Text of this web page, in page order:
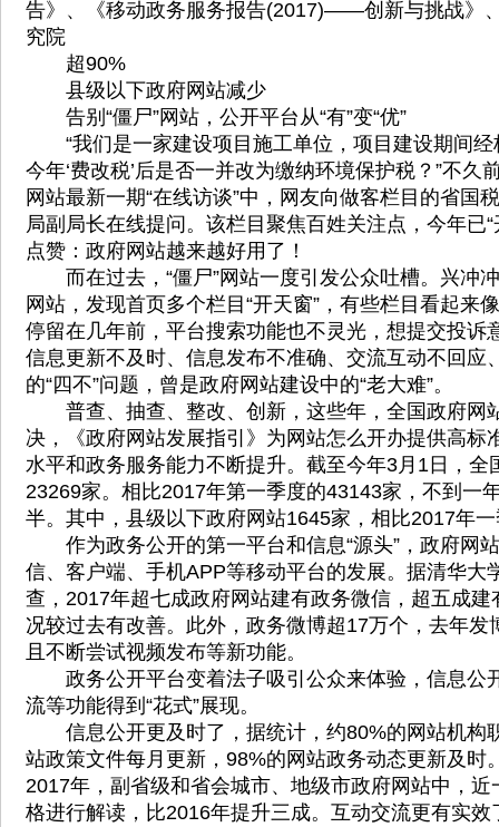
告》、《移动政务服务报告(2017)——创新与挑战》
究院
超90%
县级以下政府网站减少
告别“僵尸”网站，公开平台从“有”变“优”
“我们是一家建设项目施工单位，项目建设期间经
今年‘费改税’后是否一并改为缴纳环境保护税？”不久
网站最新一期“在线访谈”中，网友向做客栏目的省国
局副局长在线提问。该栏目聚焦百姓关注点，今年已
点赞：政府网站越来越好用了！
而在过去，“僵尸”网站一度引发公众吐槽。兴冲
网站，发现首页多个栏目“开天窗”，有些栏目看起来
停留在几年前，平台搜索功能也不灵光，想提交投
信息更新不及时、信息发布不准确、交流互动不回应
的“四不”问题，曾是政府网站建设中的“老大难”。
普查、抽查、整改、创新，这些年，全国政府网
决，《政府网站发展指引》为网站怎么开办提供高标
水平和政务服务能力不断提升。截至今年3月1日，全
23269家。相比2017年第一季度的43143家，不到一
半。其中，县级以下政府网站1645家，相比2017年
作为政务公开的第一平台和信息“源头”，政府网
信、客户端、手机APP等移动平台的发展。据清华大
查，2017年超七成政府网站建有政务微信，超五成
况较过去有改善。此外，政务微博超17万个，去年发
且不断尝试视频发布等新功能。
政务公开平台变着法子吸引公众来体验，信息公
流等功能得到“花式”展现。
信息公开更及时了，据统计，约80%的网站机构
站政策文件每月更新，98%的网站政务动态更新及时
2017年，副省级和省会城市、地级市政府网站中，
格进行解读，比2016年提升三成。互动交流更有实